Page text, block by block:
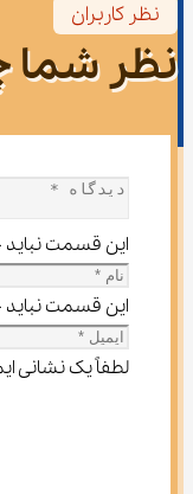
نظر کاربران
نظر
این قسمت نباید
این قسمت نباید
لطفاً یک نشانی